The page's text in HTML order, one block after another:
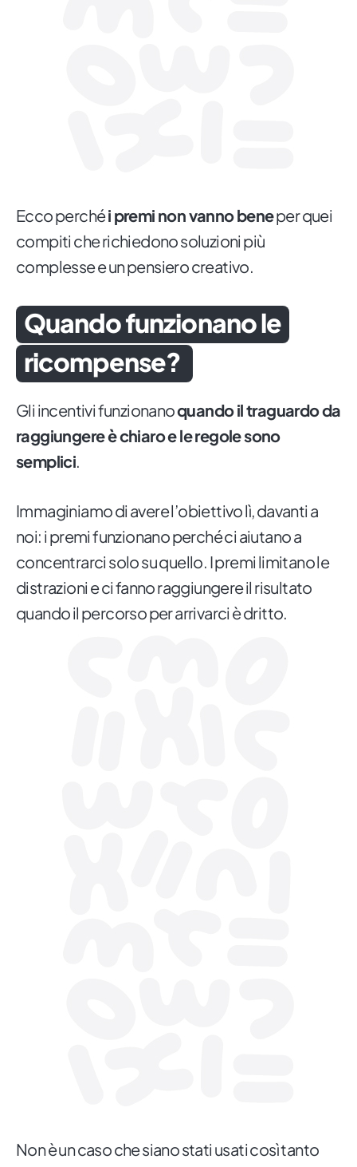
Ecco perchéi premi non vanno beneper quei
compiti che richiedono soluzioni più
complesse e un pensiero creativo.
Quando funzionano le
ricompense?
Gli incentivi funzionanoquando il traguardo da
raggiungere è chiaro e le regole sono
semplici.
Immaginiamo di avere l’obiettivo lì, davanti a
noi: i premi funzionano perché ci aiutano a
concentrarci solo su quello. I premi limitano le
distrazioni e ci fanno raggiungere il risultato
quando il percorso per arrivarci è dritto.
Non è un caso che siano stati usati così tanto